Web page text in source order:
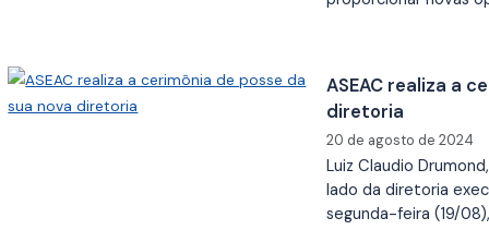
ASEAC realiza a
diretoria
20 de agosto de 2024
Luiz Claudio
lado da diretoria
segunda-feira (19/